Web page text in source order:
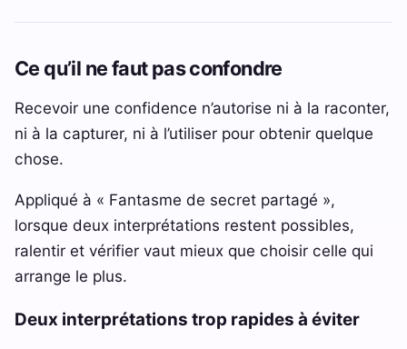
Ce qu’il ne faut pas confondre
Recevoir une confidence n’autorise ni à la raconter,
ni à la capturer, ni à l’utiliser pour obtenir quelque
chose.
Appliqué à « Fantasme de secret partagé »,
lorsque deux interprétations restent possibles,
ralentir et vérifier vaut mieux que choisir celle qui
arrange le plus.
Deux interprétations trop rapides à éviter